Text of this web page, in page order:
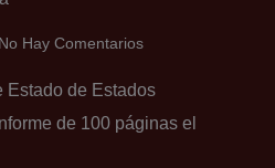
No Hay Comentarios
Estado de Estados
de 100 páginas el